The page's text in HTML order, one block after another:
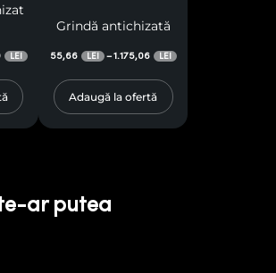
LEI
Grindă antichizată
55,66 LEI –1.175,06 LEI
Adaugă la ofertă
ar putea